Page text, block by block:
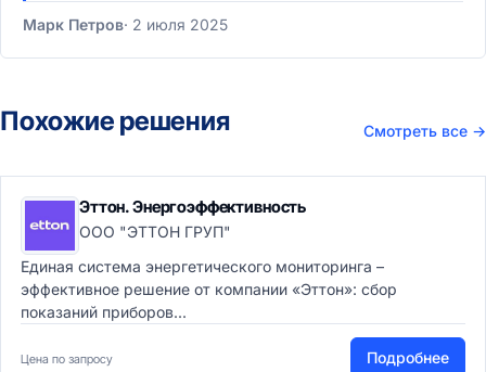
Марк Петров 2 июля 2025
Похожие решения Смотреть все →
Эттон. Энергоэффективность
ООО "ЭТТОН ГРУП"
Единая система энергетического мониторинга –
эффективное решение от компании «Эттон»: сбор
показаний приборов...
Цена по запросу Подробнее